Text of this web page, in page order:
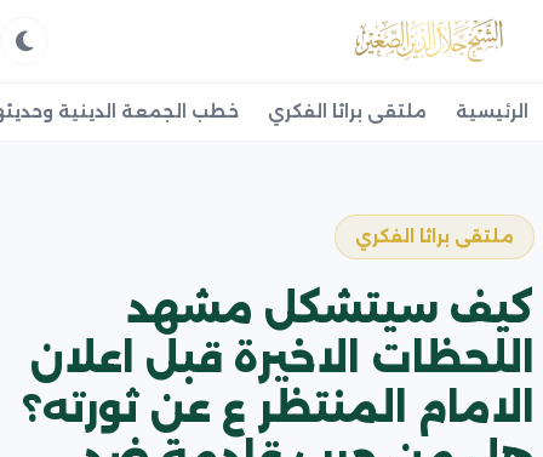
الرئيسية ملتقى براثا الفكري خطب الجمعة الدينية
ملتقى براثا الفكري
كيف سيتشكل مشهد
اللحظات الاخيرة قبل اعلان
الامام المنتظر ع عن ثورته؟